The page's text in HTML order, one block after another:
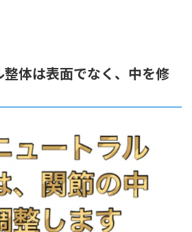
体は表面でなく、中を修